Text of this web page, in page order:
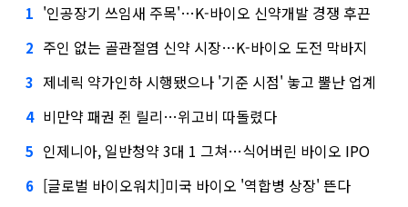
1 '인공장기 쓰임새 주목'…K-바이오 신약개발 경쟁 후끈
2 주인 없는 골관절염 신약 시장…K-바이오 도전 막바지
3 제네릭 약가인하 시행됐으나 '기준 시점' 놓고 뿔난 업계
4 비만약 패권 쥔 릴리…위고비 따돌렸다
5 인제니아, 일반청약 3대 1 그쳐…식어버린 바이오 IPO
6 [글로벌 바이오워치]미국 바이오 '역합병 상장' 뜬다